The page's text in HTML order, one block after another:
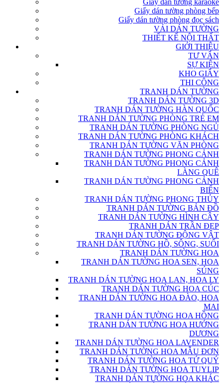
Giấy dán tường karaoke
Giấy dán tường phòng bếp
Giấy dán tường phòng đọc sách
VẢI DÁN TƯỜNG
THIẾT KẾ NỘI THẤT
GIỚI THIỆU
TƯ VẤN
SỰ KIỆN
KHO GIẤY
THI CÔNG
TRANH DÁN TƯỜNG
TRANH DÁN TƯỜNG 3D
TRANH DÁN TƯỜNG HÀN QUỐC
TRANH DÁN TƯỜNG PHÒNG TRẺ EM
TRANH DÁN TƯỜNG PHÒNG NGỦ
TRANH DÁN TƯỜNG PHÒNG KHÁCH
TRANH DÁN TƯỜNG VĂN PHÒNG
TRANH DÁN TƯỜNG PHONG CẢNH
TRANH DÁN TƯỜNG PHONG CẢNH
LÀNG QUÊ
TRANH DÁN TƯỜNG PHONG CẢNH
BIỂN
TRANH DÁN TƯỜNG PHONG THỦY
TRANH DÁN TƯỜNG BẢN ĐỒ
TRANH DÁN TƯỜNG HÌNH CÂY
TRANH DÁN TRẦN ĐẸP
TRANH DÁN TƯỜNG ĐỘNG VẬT
TRANH DÁN TƯỜNG HỒ, SÔNG, SUỐI
TRANH DÁN TƯỜNG HOA
TRANH DÁN TƯỜNG HOA SEN, HOA
SÚNG
TRANH DÁN TƯỜNG HOA LAN, HOA LY
TRANH DÁN TƯỜNG HOA CÚC
TRANH DÁN TƯỜNG HOA ĐÀO, HOA
MAI
TRANH DÁN TƯỜNG HOA HỒNG
TRANH DÁN TƯỜNG HOA HƯỚNG
DƯƠNG
TRANH DÁN TƯỜNG HOA LAVENDER
TRANH DÁN TƯỜNG HOA MẪU ĐƠN
TRANH DÁN TƯỜNG HOA TỨ QUÝ
TRANH DÁN TƯỜNG HOA TUYLIP
TRANH DÁN TƯỜNG HOA KHÁC